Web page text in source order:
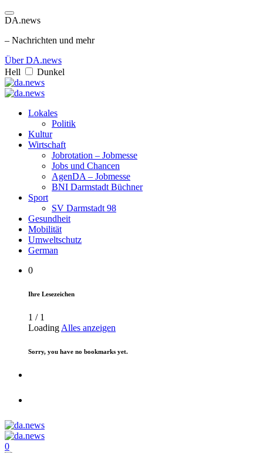
DA.news
– Nachrichten und mehr
Über DA.news
Hell
Dunkel
Lokales
Politik
Kultur
Wirtschaft
Jobrotation – Jobmesse
Jobs und Chancen
AgenDA – Jobmesse
BNI Darmstadt Büchner
Sport
SV Darmstadt 98
Gesundheit
Mobilität
Umweltschutz
German
0
Ihre Lesezeichen
1 / 1
Loading Alles anzeigen
Sorry, you have no bookmarks yet.
0